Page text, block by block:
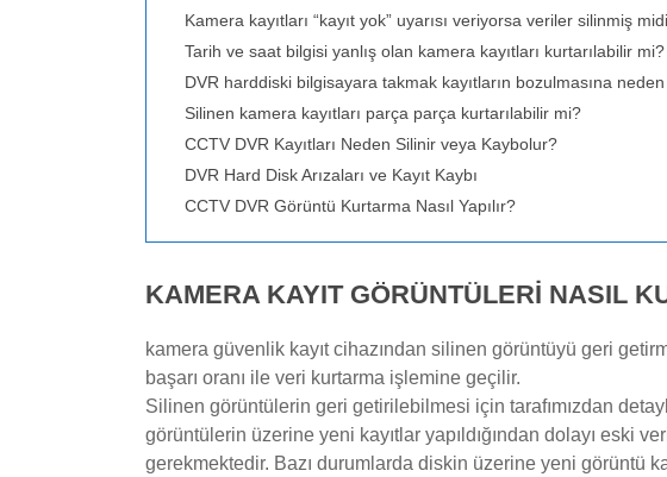
Kamera kayıtları “kayıt yok” uyarısı veriyorsa veriler silinmiş
Tarih ve saat bilgisi yanlış olan kamera kayıtları kurtarılabilir mi?
DVR harddiski bilgisayara takmak kayıtların bozulmasına
Silinen kamera kayıtları parça parça kurtarılabilir mi?
CCTV DVR Kayıtları Neden Silinir veya Kaybolur?
DVR Hard Disk Arızaları ve Kayıt Kaybı
CCTV DVR Görüntü Kurtarma Nasıl Yapılır?
KAMERA KAYIT GÖRÜNTÜLERI NASIL
kamera güvenlik kayıt cihazından silinen görüntüyü geri
başarı oranı ile veri kurtarma işlemine geçilir.
Silinen görüntülerin geri getirilebilmesi için tarafımızdan
görüntülerin üzerine yeni kayıtlar yapıldığından dolayı eski
gerekmektedir. Bazı durumlarda diskin üzerine yeni görüntü